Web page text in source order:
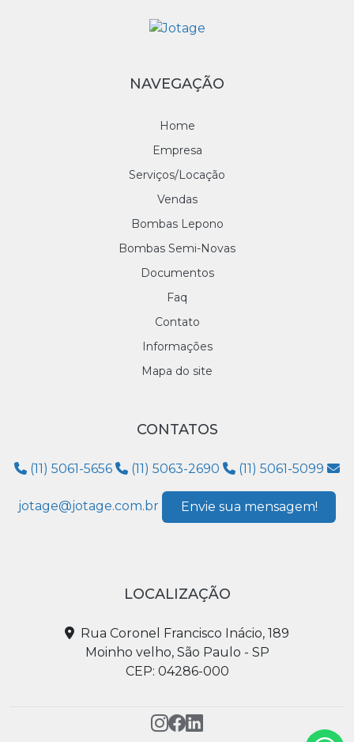
NAVEGAÇÃO
Home
Empresa
Serviços/Locação
Vendas
Bombas Lepono
Bombas Semi-Novas
Documentos
Faq
Contato
Informações
Mapa do site
CONTATOS
(11) 5061-5656 (11) 5063-2690 (11) 5061-5099
jotage@jotage.com.br Envie sua mensagem!
LOCALIZAÇÃO
Rua Coronel Francisco Inácio, 189
Moinho velho, São Paulo - SP
CEP: 04286-000